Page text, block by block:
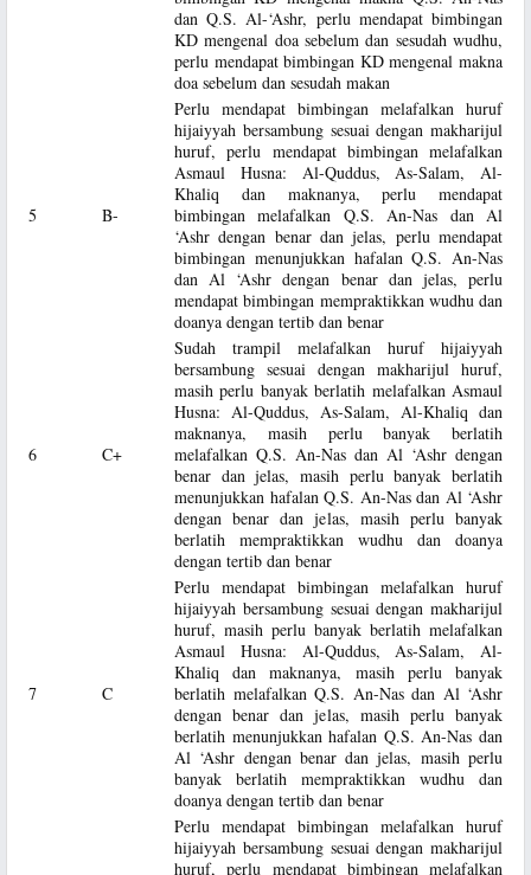
dan Q.S. Al-‘Ashr, perlu mendapat bimbingan
KD mengenal doa sebelum dan sesudah wudhu,
perlu mendapat bimbingan KD mengenal makna
doa sebelum dan sesudah makan
5 B-
Perlu mendapat bimbingan melafalkan huruf
hijaiyyah bersambung sesuai dengan makharijul
huruf, perlu mendapat bimbingan melafalkan
Asmaul Husna: Al-Quddus, As-Salam, Al-
Khaliq dan maknanya, perlu mendapat
bimbingan melafalkan Q.S. An-Nas dan Al
‘Ashr dengan benar dan jelas, perlu mendapat
bimbingan menunjukkan hafalan Q.S. An-Nas
dan Al ‘Ashr dengan benar dan jelas, perlu
mendapat bimbingan mempraktikkan wudhu dan
doanya dengan tertib dan benar
6 C+
Sudah trampil melafalkan huruf hijaiyyah
bersambung sesuai dengan makharijul huruf,
masih perlu banyak berlatih melafalkan Asmaul
Husna: Al-Quddus, As-Salam, Al-Khaliq dan
maknanya, masih perlu banyak berlatih
melafalkan Q.S. An-Nas dan Al ‘Ashr dengan
benar dan jelas, masih perlu banyak berlatih
menunjukkan hafalan Q.S. An-Nas dan Al ‘Ashr
dengan benar dan jelas, masih perlu banyak
berlatih mempraktikkan wudhu dan doanya
dengan tertib dan benar
7 C
Perlu mendapat bimbingan melafalkan huruf
hijaiyyah bersambung sesuai dengan makharijul
huruf, masih perlu banyak berlatih melafalkan
Asmaul Husna: Al-Quddus, As-Salam, Al-
Khaliq dan maknanya, masih perlu banyak
berlatih melafalkan Q.S. An-Nas dan Al ‘Ashr
dengan benar dan jelas, masih perlu banyak
berlatih menunjukkan hafalan Q.S. An-Nas dan
Al ‘Ashr dengan benar dan jelas, masih perlu
banyak berlatih mempraktikkan wudhu dan
doanya dengan tertib dan benar
Perlu mendapat bimbingan melafalkan huruf
hijaiyyah bersambung sesuai dengan makharijul
huruf, perlu mendapat bimbingan melafalkan